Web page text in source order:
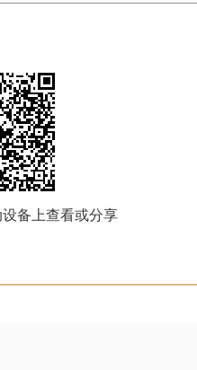
备上查看或分享